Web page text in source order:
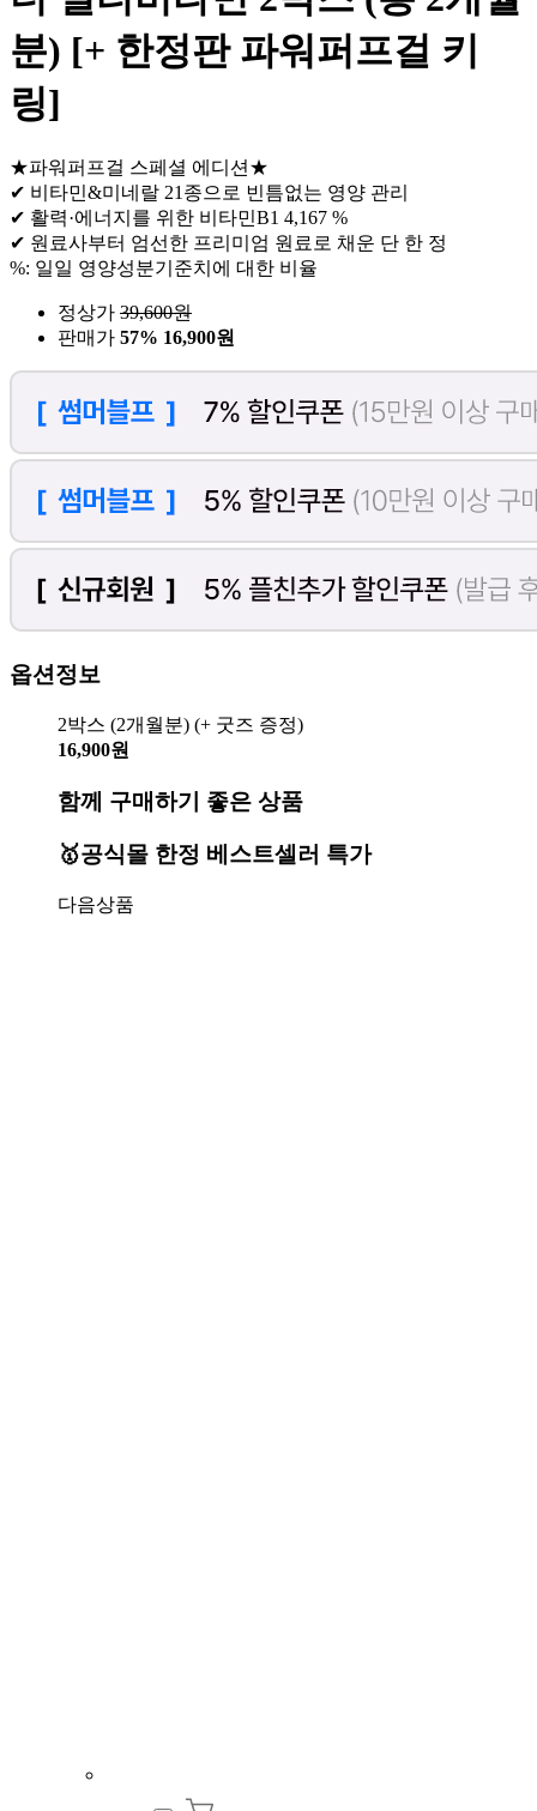
분) [+ 한정판 파워퍼프걸 키
링]
★파워퍼프걸 스페셜 에디션★
✔ 비타민&미네랄 21종으로 빈틈없는 영양 관리
✔ 활력·에너지를 위한 비타민B1 4,167 %
✔ 원료사부터 엄선한 프리미엄 원료로 채운 단 한 정
%: 일일 영양성분기준치에 대한 비율
정상가 39,600원
판매가 57% 16,900원
옵션정보
2박스 (2개월분) (+ 굿즈 증정)
16,900원
함께 구매하기 좋은 상품
🥇공식몰 한정 베스트셀러 특가
다음상품